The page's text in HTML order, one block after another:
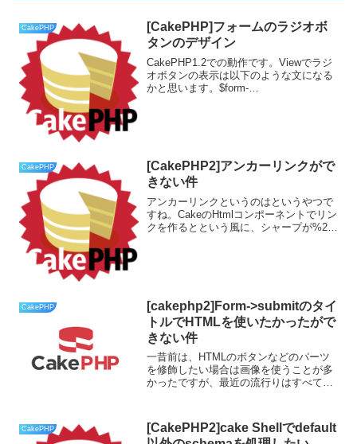
CakePHP
[CakePHP]フォームのラジオボ
タンのデザイン
CakePHP1.2での動作です。Viewでラジ
オボタンの表示は以下のような文になる
かと思います。$form-
CakePHP
[CakePHP2]アンカーリンクがで
きない件
アンカーリンクというのはというやつで
すね。CakeのHtmlコンポーネントでリン
クを作るとという風に、シャープが%23
CakePHP
[cakephp2]Form->submitのタイ
トルでHTMLを使いたかったがで
きない件
一昔前は、HTMLのボタンなどのパーツ
を修飾したい場合は画像を使うことが多
かったですが、最近の流行りはすべて
みたのですが…CakePHP2.10 でのお話。
CakePHP
[CakePHP2]cake Shellでdefault